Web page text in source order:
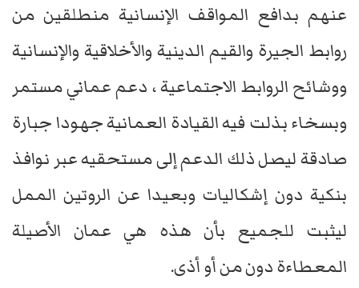
عنهم بدافع المواقف الإنسانية منطلقين من
روابط الجيرة والقيم الدينية والأخلاقية والإنسانية
ووشائح الروابط الاجتماعية ، دعم عماني مستمر
وبسخاء بذلت فيه القيادة العمانية جهودا جبارة
صادقة ليصل ذلك الدعم إلى مستحقيه عبر نوافذ
بنكية دون إشكاليات وبعيدا عن الروتين الممل
ليثبت للجميع بأن هذه هي عمان الأصيلة
المعطاءة دون من أو أذى.